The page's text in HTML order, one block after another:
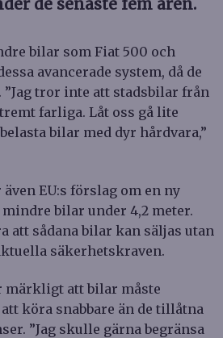
bilar som Fiat 500 och
avancerade system, då de
tror inte att stadsbilar från
farliga. Låt oss gå lite
bilar med dyr hårdvara,”
EU:s förslag om en ny
bilar under 4,2 meter.
att sådana bilar kan säljas utan
säkerhetskraven.
märkligt att bilar måste
köra snabbare än de tillåtna
”Jag skulle gärna begränsa